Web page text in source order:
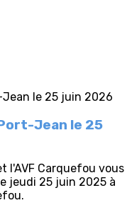
Jean le 25
l'AVF Carquefou vous
jeudi 25 juin 2025 à